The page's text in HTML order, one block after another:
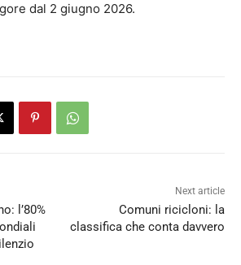
dal 2 giugno 2026.
l’80%
Next article
Comuni ricicloni: la
classifica che conta davvero